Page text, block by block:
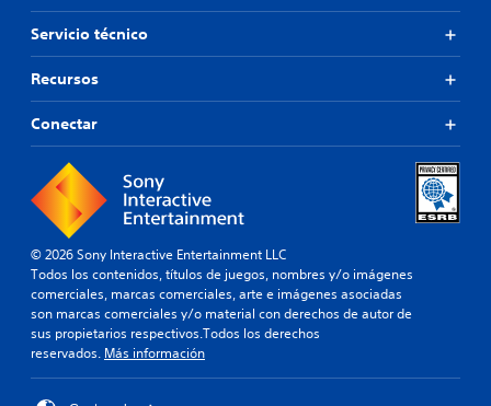
Servicio técnico
Recursos
Conectar
© 2026 Sony Interactive Entertainment LLC
Todos los contenidos, títulos de juegos, nombres y/o imágenes
comerciales, marcas comerciales, arte e imágenes asociadas
son marcas comerciales y/o material con derechos de autor de
sus propietarios respectivos.Todos los derechos
reservados. Más información